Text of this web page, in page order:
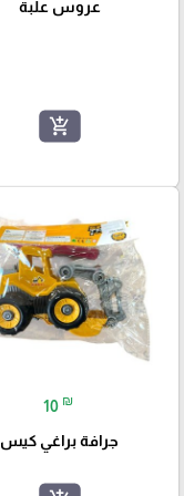
عروس علبة
add_shopping_cart
10 ₪
جرافة براغي كيس